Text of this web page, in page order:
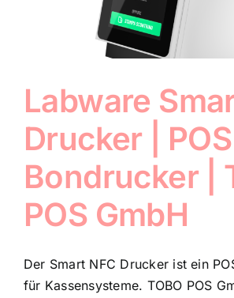
Labware
Drucker | POS
Bondrucker |
POS GmbH
Der Smart NFC Drucker ist ein
für Kassensysteme. TOBO POS